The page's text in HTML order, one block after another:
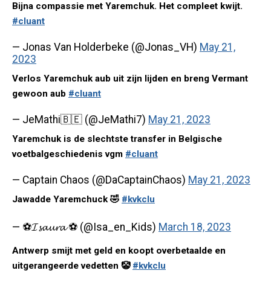
Bijna compassie met Yaremchuk. Het compleet kwijt.
#cluant
— Jonas Van Holderbeke (@Jonas_VH) May 21,
2023
Verlos Yaremchuk aub uit zijn lijden en breng Vermant
gewoon aub #cluant
— JeMathi🇧🇪 (@JeMathi7) May 21, 2023
Yaremchuk is de slechtste transfer in Belgische
voetbalgeschiedenis vgm #cluant
— Captain Chaos (@DaCaptainChaos) May 21, 2023
Jawadde Yaremchuck 🤣 #kvkclu
— ⚽️𝓘𝓼𝓪𝓾𝓻𝓪 ⚽️ (@Isa_en_Kids) March 18, 2023
Antwerp smijt met geld en koopt overbetaalde en
uitgerangeerde vedetten 🤡 #kvkclu